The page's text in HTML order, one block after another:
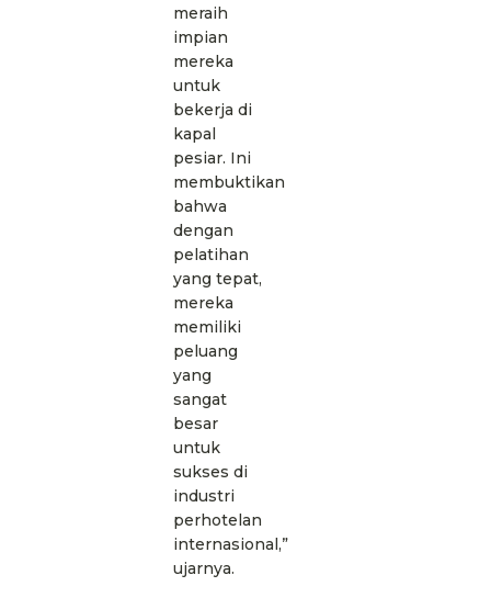
meraih
impian
mereka
untuk
bekerja di
kapal
pesiar. Ini
membuktikan
bahwa
dengan
pelatihan
yang tepat,
mereka
memiliki
peluang
yang
sangat
besar
untuk
sukses di
industri
perhotelan
internasional,”
ujarnya.